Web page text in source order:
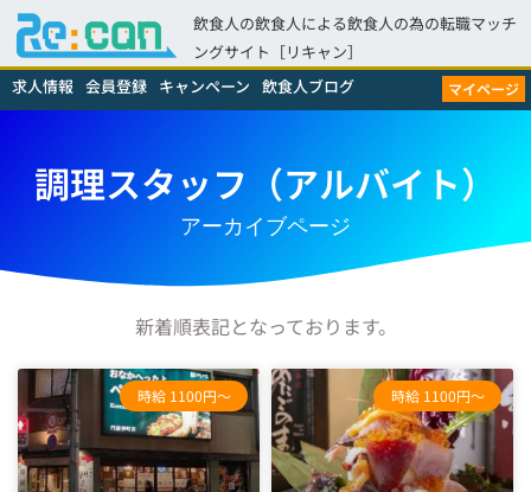
飲食人の飲食人による飲食人の為の転職マッチ
ングサイト［リキャン］
求人情報 会員登録 キャンペーン 飲食人ブログ マイページ
調理スタッフ（アルバイト）
アーカイブページ
新着順表記となっております。
時給 1100円～ 時給 1100円～